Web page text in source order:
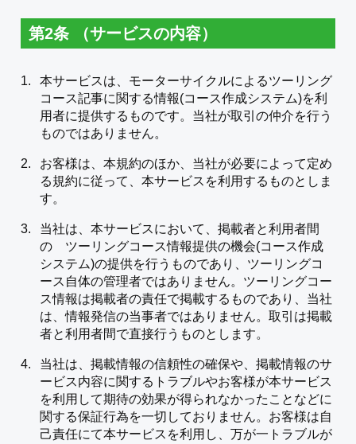
第2条 （サービスの内容）
本サービスは、モーターサイクルによるツーリング
コース記事に関する情報(コース作成システム)を利
用者に提供するものです。当社が取引の仲介を行う
ものではありません。
お客様は、本規約のほか、当社が必要によって定め
る規約に従って、本サービスを利用するものとしま
す。
当社は、本サービスにおいて、掲載者と利用者間
の ツーリングコース情報提供の機会(コース作成
システム)の提供を行うものであり、ツーリングコ
ース自体の管理者ではありません。ツーリングコー
ス情報は掲載者の責任で掲載するものであり、当社
は、情報発信の当事者ではありません。取引は掲載
者と利用者間で直接行うものとします。
当社は、掲載情報の信頼性の確保や、掲載情報のサ
ービス内容に関するトラブルやお客様が本サービス
を利用して期待の効果が得られなかったことなどに
関する保証行為を一切しておりません。お客様は自
己責任にて本サービスを利用し、万が一トラブルが